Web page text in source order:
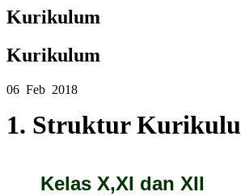
Kurikulum
Kurikulum
06 Feb 2018
1. Struktur
Kelas X,XI dan XII